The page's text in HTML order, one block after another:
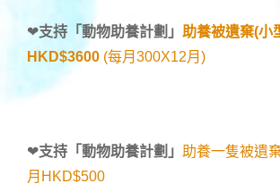
❤支持「動物助養計劃 」 助養被遺棄(小
HKD$3600 (每月300X12月)
❤支持「動物助養計劃 」 助養一隻被遺
月HKD$500